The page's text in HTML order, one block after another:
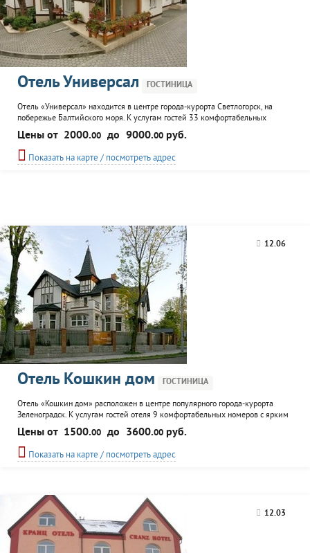
Отель Универсал ГОСТИНИЦА
Отель «Универсал» находится в центре города-курорта Светлогорск, на
побережье Балтийского моря. К услугам гостей 33 комфортабельных
номера, ресторан, финская сауна, бассейн, караоке, бильярд. Для
проведения переговоров и семинаров предлагаются два конференц-зала.
Цены от 2000.00 до 9000.00 руб.
Показать на карте / посмотреть адрес
12.06
Отель Кошкин дом ГОСТИНИЦА
Отель «Кошкин дом» расположен в центре популярного города-курорта
Зеленоградск. К услугам гостей отеля 9 комфортабельных номеров с ярким
интерьером, ресторан, сауна, бассейн, площадка для барбекю, прокат
велосипедов, а так же организация экскурсий.
Цены от 1500.00 до 3600.00 руб.
Показать на карте / посмотреть адрес
12.03